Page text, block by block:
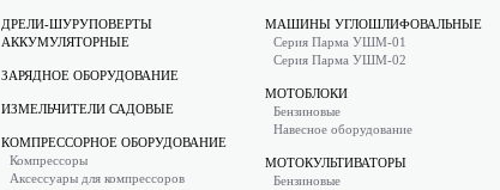
ДРЕЛИ-ШУРУПОВЕРТЫ
АККУМУЛЯТОРНЫЕ
ЗАРЯДНОЕ ОБОРУДОВАНИЕ
ИЗМЕЛЬЧИТЕЛИ САДОВЫЕ
КОМПРЕССОРНОЕ ОБОРУДОВАНИЕ
Компрессоры
Аксессуары для компрессоров
МАШИНЫ УГЛОШЛИФОВАЛЬНЫЕ
Серия Парма УШМ-01
Серия Парма УШМ-02
МОТОБЛОКИ
Бензиновые
Навесное оборудование
МОТОКУЛЬТИВАТОРЫ
Бензиновые